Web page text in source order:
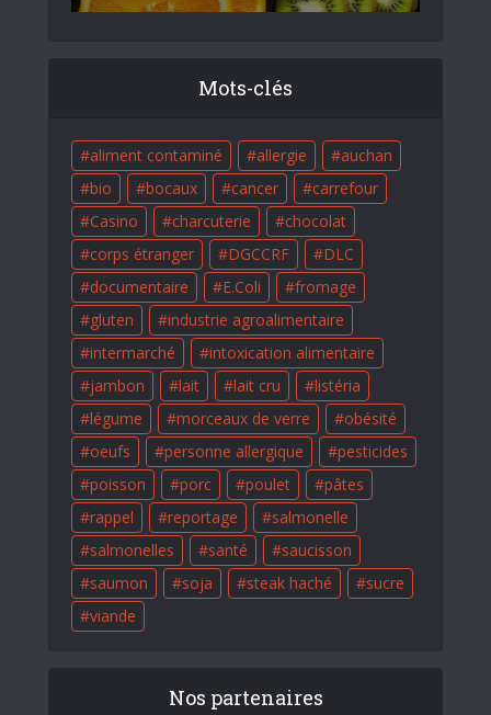
Mots-clés
aliment contaminé allergie
auchan
bio
bocaux cancer
carrefour
Casino
charcuterie
chocolat
corps étranger
DGCCRF
DLC
documentaire
E.Coli
fromage
gluten
industrie agroalimentaire
intermarché
intoxication alimentaire
jambon
lait lait cru
listéria
légume
morceaux de verre
obésité
oeufs
personne allergique
pesticides
poisson
porc poulet
pâtes
rappel
reportage
salmonelle
salmonelles
santé
saucisson
saumon
soja steak haché
sucre
viande
Nos partenaires